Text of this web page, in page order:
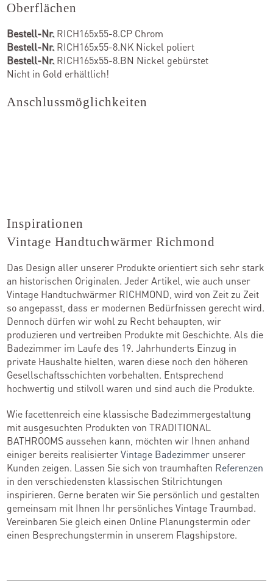
Oberflächen
Bestell-Nr.RICH165x55-8.CP Chrom
Bestell-Nr.RICH165x55-8.NK Nickel poliert
Bestell-Nr.RICH165x55-8.BN Nickel gebürstet
Nicht in Gold erhältlich!
Anschlussmöglichkeiten
Inspirationen
Vintage Handtuchwärmer Richmond
Das Design aller unserer Produkte orientiert sich sehr stark
an historischen Originalen. Jeder Artikel, wie auch unser
Vintage Handtuchwärmer RICHMOND, wird von Zeit zu Zeit
so angepasst, dass er modernen Bedürfnissen gerecht wird.
Dennoch dürfen wir wohl zu Recht behaupten, wir
produzieren und vertreiben Produkte mit Geschichte. Als die
Badezimmer im Laufe des 19. Jahrhunderts Einzug in
private Haushalte hielten, waren diese noch den höheren
Gesellschaftsschichten vorbehalten. Entsprechend
hochwertig und stilvoll waren und sind auch die Produkte.
Wie facettenreich eine klassische Badezimmergestaltung
mit ausgesuchten Produkten von TRADITIONAL
BATHROOMS aussehen kann, möchten wir Ihnen anhand
einiger bereits realisierterVintage Badezimmer unserer
Kunden zeigen. Lassen Sie sich von traumhaften Referenzen
in den verschiedensten klassischen Stilrichtungen
inspirieren. Gerne beraten wir Sie persönlich und gestalten
gemeinsam mit Ihnen Ihr persönliches Vintage Traumbad.
Vereinbaren Sie gleich einen Online Planungstermin oder
einen Besprechungstermin in unserem Flagshipstore.